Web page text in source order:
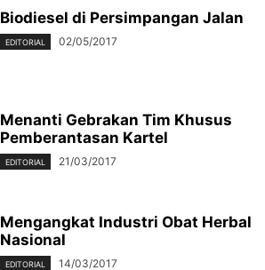
Biodiesel di Persimpangan Jalan
EDITORIAL 02/05/2017
Menanti Gebrakan Tim Khusus
Pemberantasan Kartel
EDITORIAL 21/03/2017
Mengangkat Industri Obat Herbal
Nasional
EDITORIAL 14/03/2017